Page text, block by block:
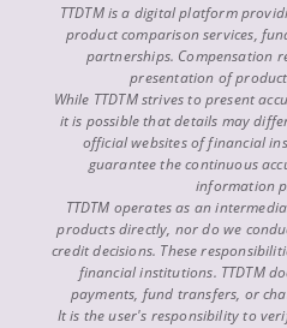
TTDTM is a digital platform
product comparison services,
partnerships. Compensation
presentation of
While TTDTM strives to present
it is possible that details may
official websites of financial
guarantee the continuous
information
TTDTM operates as an
products directly, nor do we
credit decisions. These
financial institutions. TTDTM
payments, fund transfers, or
It is the user's responsibility to